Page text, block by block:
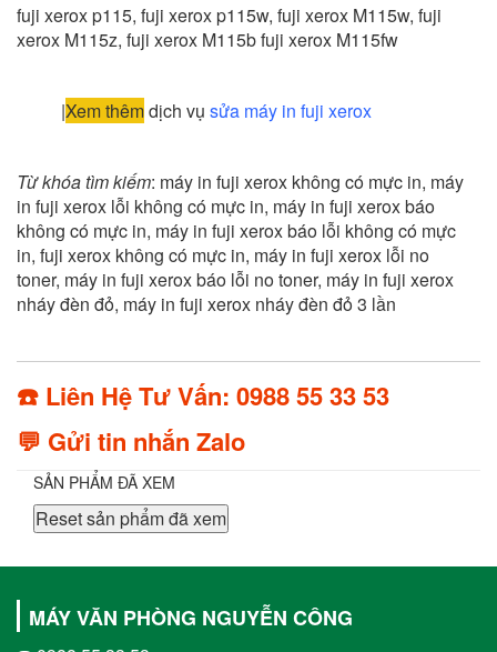
fuji xerox p115, fuji xerox p115w, fuji xerox M115w, fuji
xerox M115z, fuji xerox M115b fuji xerox M115fw
|Xem thêmdịch vụ sửa máy in fuji xerox
Từ khóa tìm kiếm: máy in fuji xerox không có mực in, máy
in fuji xerox lỗi không có mực in, máy in fuji xerox báo
không có mực in, máy in fuji xerox báo lỗi không có mực
in, fuji xerox không có mực in, máy in fuji xerox lỗi no
toner, máy in fuji xerox báo lỗi no toner, máy in fuji xerox
nháy đèn đỏ, máy in fuji xerox nháy đèn đỏ 3 lần
☎️ Liên Hệ Tư Vấn: 0988 55 33 53
💬 Gửi tin nhắn Zalo
SẢN PHẨM ĐÃ XEM
Reset sản phẩm đã xem
MÁY VĂN PHÒNG NGUYỄN CÔNG